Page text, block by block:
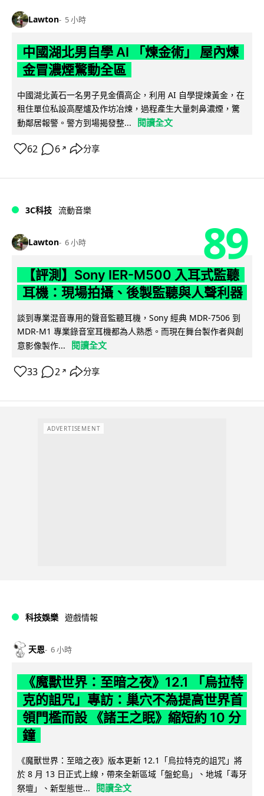
Lawton 5 小時
中國湖北男自學 AI 「煉金術」 屋內煉
金冒濃煙驚動全區
中國湖北黃石一名男子見金價高企，利用 AI 自學提煉黃金，在
租住單位私設高壓爐及作坊冶煉，過程產生大量刺鼻濃煙，驚
動鄰居報警。警方到場揭發整...
閱讀全文
62 6 ↗ 分享
3C科技 流動音樂
Lawton 6 小時 89
【評測】Sony IER-M500 入耳式監聽
耳機：現場拍攝、後製監聽與人聲利器
談到專業混音專用的聲音監聽耳機，Sony 經典 MDR-7506 到
MDR-M1 專業錄音室耳機都為人熟悉。而現在舞台製作者與創
意影像製作...
閱讀全文
33 2 ↗ 分享
ADVERTISEMENT
科技娛樂 遊戲情報
天恩 6 小時
《魔獸世界：至暗之夜》12.1 「烏拉特
克的詛咒」專訪：巢穴不為提高世界首
領門檻而設 《諸王之眠》縮短約 10 分
鐘
《魔獸世界：至暗之夜》版本更新 12.1「烏拉特克的詛咒」將
於 8 月 13 日正式上線，帶來全新區域「盤蛇島」、地城「毒牙
祭壇」、新型態世...
閱讀全文